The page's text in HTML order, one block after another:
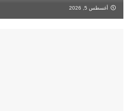
أغسطس 5, 2026